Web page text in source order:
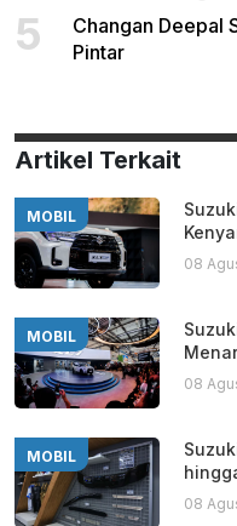
5
Changan Deepal
Pintar
Artikel Terkait
MOBIL
08
MOBIL
08
MOBIL
08